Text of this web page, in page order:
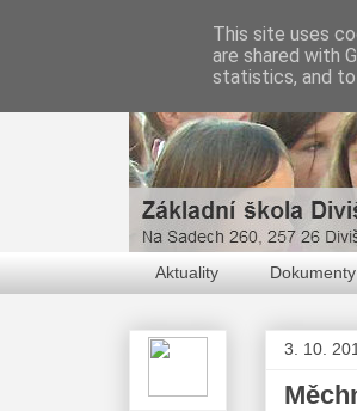
Aktuality Dokumenty
3. 10.
This site uses
are shared with
statistics, and